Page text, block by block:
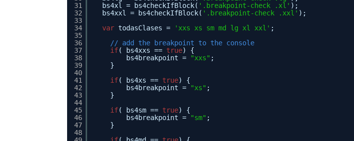
31
32
33
34
35
36
37
38
39
40
41
42
43
44
45
46
47
48
bs4xl = bs4checkIfBlock( '.breakpoint-check .xl' );
bs4xxl = bs4checkIfBlock( '.breakpoint-check .xxl' );
var todasClases = 'xxs xs sm md lg xl xxl' ;
// add the breakpoint to the console
if( bs4xxs == true) {
bs4breakpoint = "xxs" ;
}
if( bs4xs == true) {
bs4breakpoint = "xs" ;
}
if( bs4sm == true) {
bs4breakpoint = "sm" ;
}